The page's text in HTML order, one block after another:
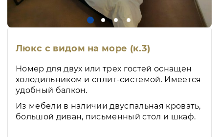
Люкс с видом на море (к.3)
Номер для двух или трех гостей оснащен
холодильником и сплит-системой. Имеется
удобный балкон.
Из мебели в наличии двуспальная кровать,
большой диван, письменный стол и шкаф.